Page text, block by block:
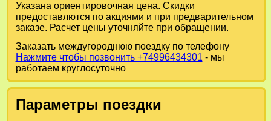
Указана ориентировочная цена. Скидки
предоставлются по акциями и при предварительном
заказе. Расчет цены уточняйте при обращении.
Заказать междугороднюю поездку по телефону
Нажмите чтобы позвонить +74996434301 - мы
работаем круглосуточно
Параметры поездки